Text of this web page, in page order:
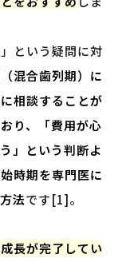
という疑問に対
混合歯列期）に
相談することが
り、「費用が心
」という判断よ
時期を専門医に
法です[1]。
長が完了してい